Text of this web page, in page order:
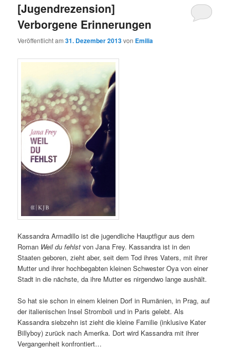
[Jugendrezension]
Verborgene Erinnerungen
Veröffentlicht am31. Dezember 2013von Emilia
Kassandra Armadillo ist die jugendliche Hauptfigur aus dem
Roman Weil du fehlst von Jana Frey. Kassandra ist in den
Staaten geboren, zieht aber, seit dem Tod ihres Vaters, mit ihrer
Mutter und ihrer hochbegabten kleinen Schwester Oya von einer
Stadt in die nächste, da ihre Mutter es nirgendwo lange aushält.
So hat sie schon in einem kleinen Dorf in Rumänien, in Prag, auf
der italienischen Insel Stromboli und in Paris gelebt. Als
Kassandra siebzehn ist zieht die kleine Familie (inklusive Kater
Billyboy) zurück nach Amerika. Dort wird Kassandra mit ihrer
Vergangenheit konfrontiert…